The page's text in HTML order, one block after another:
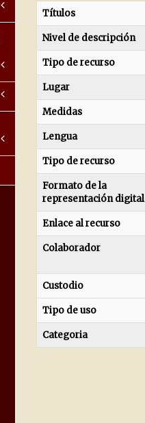
Títulos
Nivel de descripción
Tipo de recurso
Lugar
Medidas
Lengua
Tipo de recurso
Formato de la
representación digital
Enlace al recurso
Colaborador
Custodio
Tipo de uso
Categoria